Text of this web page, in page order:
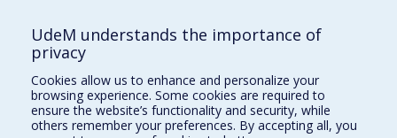
Comment soutenir l'École?
BESOIN D'AIDE?
Plan du site
Signaler une erreur
Accessibilité
UdeM understands the importance of
privacy
Cookies allow us to enhance and personalize your
browsing experience. Some cookies are required to
ensure the website’s functionality and security, while
others remember your preferences. By accepting all, you